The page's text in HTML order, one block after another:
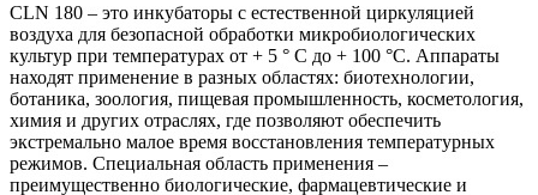
CLN 180 – это инкубаторы с естественной циркуляцией
воздуха для безопасной обработки микробиологических
культур при температурах от + 5 ° C до + 100 °C. Аппараты
находят применение в разных областях: биотехнологии,
ботаника, зоология, пищевая промышленность, косметология,
химия и других отраслях, где позволяют обеспечить
экстремально малое время восстановления температурных
режимов. Специальная область применения –
преимущественно биологические, фармацевтические и